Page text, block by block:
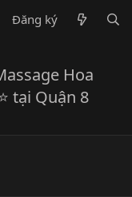
Đăng ký
Hoa
tại Quận 8